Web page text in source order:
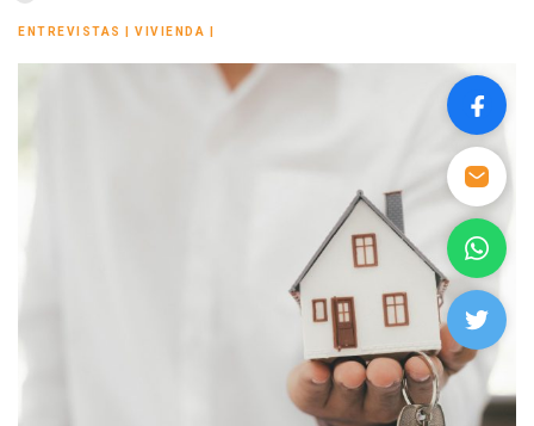
ENTREVISTAS VIVIENDA